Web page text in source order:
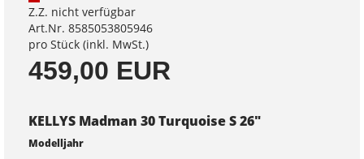
Z.Z. nicht verfügbar
Art.Nr. 8585053805946
pro Stück (inkl. MwSt.)
459,00 EUR
KELLYS Madman 30 Turquoise S 26"
Modelljahr